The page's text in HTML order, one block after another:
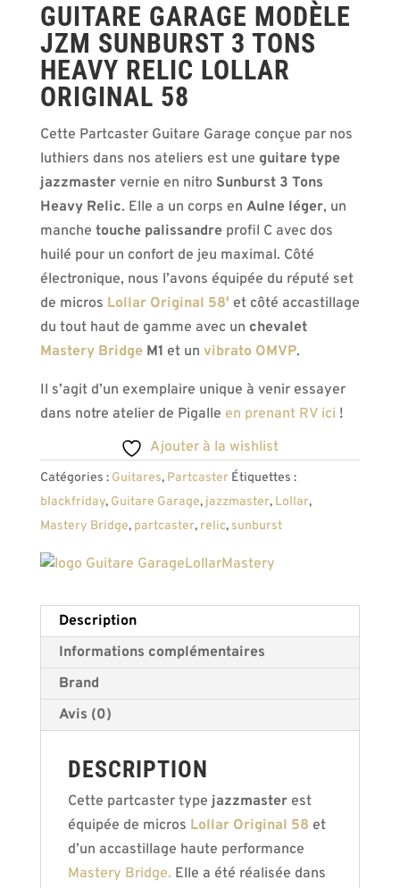
GUITARE GARAGE MODÈLE
JZM SUNBURST 3 TONS
HEAVY RELIC LOLLAR
ORIGINAL 58
Cette Partcaster Guitare Garage conçue par nos
luthiers dans nos ateliers est une guitare type
jazzmastervernie en nitro Sunburst 3 Tons
Heavy Relic. Elle a un corps en Aulne léger, un
manche touche palissandreprofil C avec dos
huilé pour un confort de jeu maximal. Côté
électronique, nous l’avons équipée du réputé set
de micros Lollar Original 58′ et côté accastillage
du tout haut de gamme avec un chevalet
Mastery Bridge M1 et un vibrato OMVP.
Il s’agit d’un exemplaire unique à venir essayer
dans notre atelier de Pigalle en prenant RV ici !
Ajouter à la wishlist
Catégories : Guitares, Partcaster Étiquettes :
blackfriday, Guitare Garage, jazzmaster, Lollar,
Mastery Bridge, partcaster, relic, sunburst
LollarMastery
Description
Informations complémentaires
Brand
Avis (0)
DESCRIPTION
Cette partcaster typejazzmaster est
équipée de micros Lollar Original 58 et
d’un accastillage haute performance
Mastery Bridge. Elle a été réalisée dans